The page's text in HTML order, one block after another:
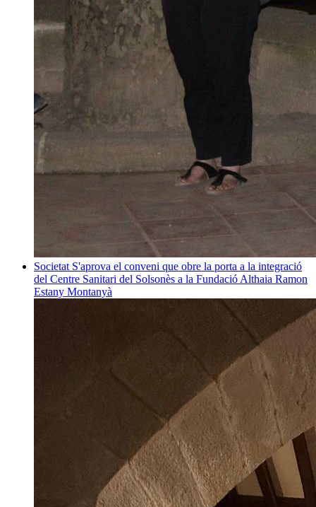
Societat S'aprova el conveni que obre la porta a la integració
del Centre Sanitari del Solsonès a la Fundació Althaia Ramon
Estany Montanyà